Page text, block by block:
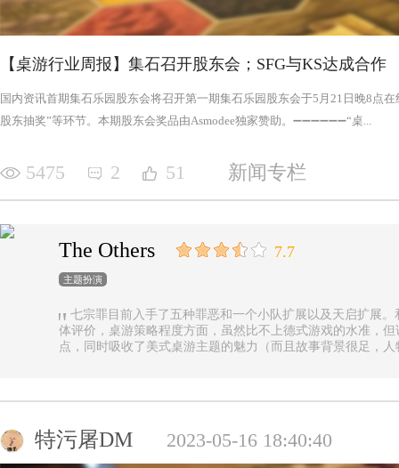
【桌游行业周报】集石召开股东会；SFG与KS达成合作
国内资讯首期集石乐园股东会将召开第一期集石乐园股东会于5月21日晚8点
股东抽奖”等环节。本期股东会奖品由Asmodee独家赞助。➖➖➖➖➖➖“桌...
5475 2 51 新闻专栏
The Others 7.7
主题扮演
七宗罪目前入手了五种罪恶和一个小队扩展以及天启扩展
体评价，桌游策略程度方面，虽然比不上德式游戏的水准，
点，同时吸收了美式桌游主题的魅力（而且故事背景很足，
事推进，化身降临，如若不慎，充满力量的化身必将索去英
罪恶中最有气势的，很不错，而作为拓展中的天启和天启四
特污屠DM 2023-05-16 18:40:40